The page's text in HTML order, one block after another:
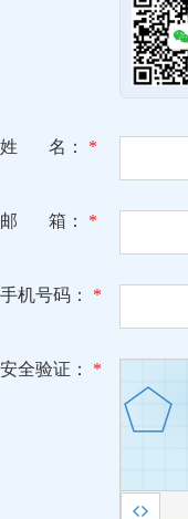
姓 名： *
邮 箱： *
手机号码： *
安全验证： *